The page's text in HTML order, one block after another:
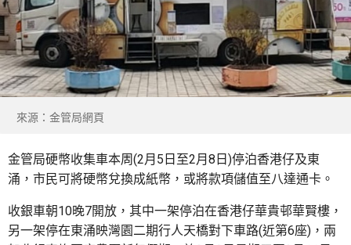
來源：金管局網頁
金管局硬幣收集車本周(2月5日至2月8日)停泊香港仔及東
涌，市民可將硬幣兌換成紙幣，或將款項儲值至八達通卡。
收銀車朝10晚7開放，其中一架停泊在香港仔華貴邨華賢樓，
另一架停在東涌映灣園二期行人天橋對下車路(近第6座)，兩